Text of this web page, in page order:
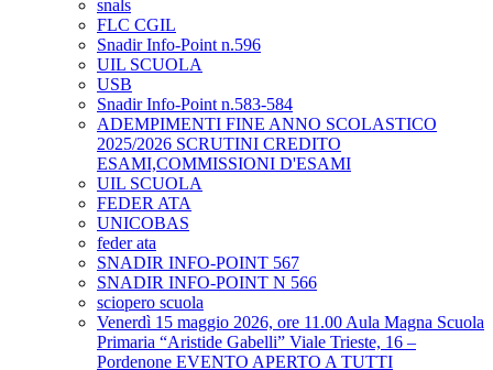
snals
FLC CGIL
Snadir Info-Point n.596
UIL SCUOLA
USB
Snadir Info-Point n.583-584
ADEMPIMENTI FINE ANNO SCOLASTICO
2025/2026 SCRUTINI CREDITO
ESAMI,COMMISSIONI D'ESAMI
UIL SCUOLA
FEDER ATA
UNICOBAS
feder ata
SNADIR INFO-POINT 567
SNADIR INFO-POINT N 566
sciopero scuola
Venerdì 15 maggio 2026, ore 11.00 Aula Magna Scuola
Primaria “Aristide Gabelli” Viale Trieste, 16 –
Pordenone EVENTO APERTO A TUTTI